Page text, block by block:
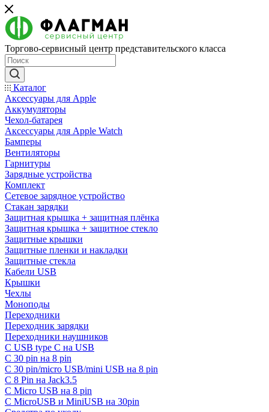
Торгово-сервисный центр представительского класса
Каталог
Аксессуары для Apple
Аккумуляторы
Чехол-батарея
Аксессуары для Apple Watch
Бамперы
Вентиляторы
Гарнитуры
Зарядные устройства
Комплект
Сетевое зарядное устройство
Стакан зарядки
Защитная крышка + защитная плёнка
Защитная крышка + защитное стекло
Защитные крышки
Защитные пленки и накладки
Защитные стекла
Кабели USB
Крышки
Чехлы
Моноподы
Переходники
Переходник зарядки
Переходники наушников
С USB type C на USB
С 30 pin на 8 pin
С 30 pin/micro USB/mini USB на 8 pin
С 8 Pin на Jack3.5
С Micro USB на 8 pin
С MicroUSB и MiniUSB на 30pin